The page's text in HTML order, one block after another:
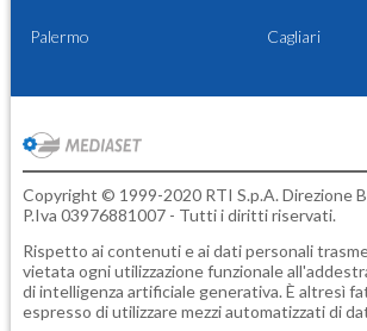
Palermo Cagliari
Copyright © 1999-2020 RTI S.p.A. Direzione
P.Iva 03976881007 - Tutti i diritti riservati.
Rispetto ai contenuti e ai dati personali
vietata ogni utilizzazione funzionale
di intelligenza artificiale generativa. È altresì
espresso di utilizzare mezzi automatizzati di